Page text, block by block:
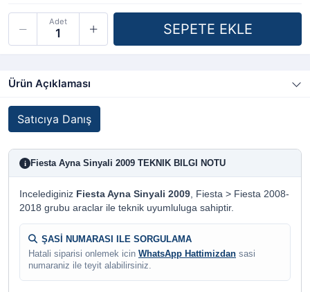
Adet
Ürün Açıklaması
Satıcıya Danış
i Fiesta Ayna Sinyali 2009 TEKNIK BILGI NOTU
Incelediginiz Fiesta Ayna Sinyali 2009, Fiesta > Fiesta 2008-
2018 grubu araclar ile teknik uyumluluga sahiptir.
ŞASİ NUMARASI ILE SORGULAMA
Hatali siparisi onlemek icin WhatsApp Hattimizdan sasi
numaraniz ile teyit alabilirsiniz.